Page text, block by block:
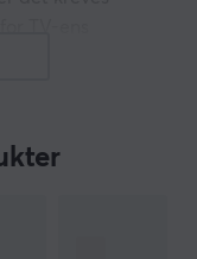
samtidig
x 410 x 1222